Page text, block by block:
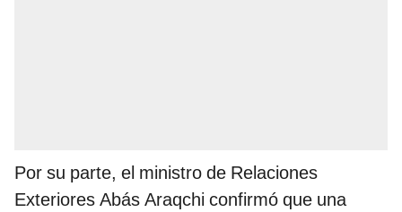
Por su parte, el ministro de Relaciones
Exteriores Abás Araqchi confirmó que una